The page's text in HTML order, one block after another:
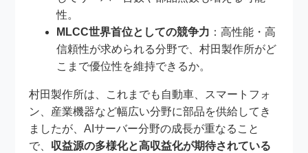
性。
MLCC世界首位としての競争力 ：高性能・高
信頼性が求められる分野で、村田製作所がど
こまで優位性を維持できるか。
村田製作所は、これまでも自動車、スマートフォ
ン、産業機器など幅広い分野に部品を供給してき
ましたが、AIサーバー分野の成長が重なること
で、 収益源の多様化と高収益化が期待されている